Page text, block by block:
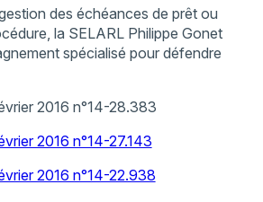
des échéances de prêt ou
la SELARL Philippe Gonet
spécialisé pour défendre
2016 n°14-28.383
2016 n°14-27.143
2016 n°14-22.938